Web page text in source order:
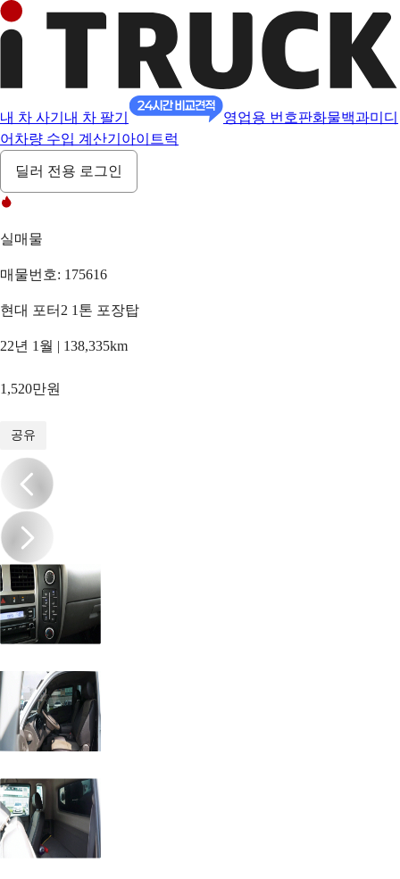
내 차 사기 내 차 팔기 영업용 번호판화물백과미디
어 차량 수입 계산기 아이트럭
딜러 전용 로그인
실매물
매물번호: 175616
현대 포터2 1톤 포장탑
22년 1월 | 138,335km
1,520만원
공유
/20